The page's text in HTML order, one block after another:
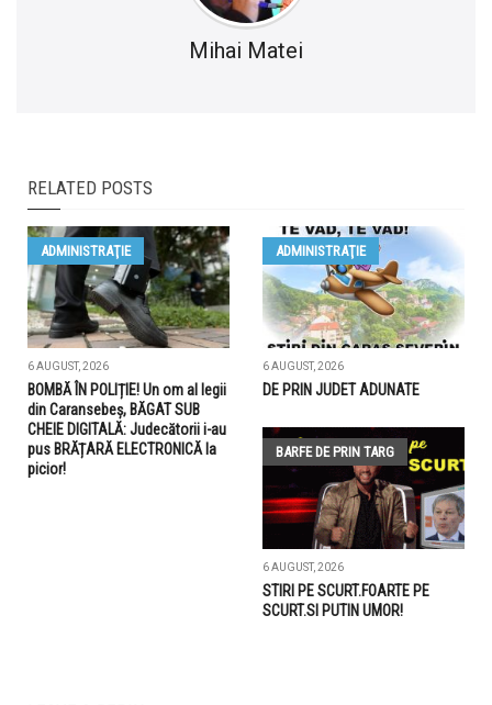
Mihai Matei
RELATED POSTS
ADMINISTRAŢIE
6 AUGUST, 2026
BOMBĂ ÎN POLIȚIE! Un om al legii
din Caransebeș, BĂGAT SUB
CHEIE DIGITALĂ: Judecătorii i-au
pus BRĂȚARĂ ELECTRONICĂ la
picior!
ADMINISTRAŢIE
6 AUGUST, 2026
DE PRIN JUDET ADUNATE
BARFE DE PRIN TARG
6 AUGUST, 2026
STIRI PE SCURT.FOARTE PE
SCURT.SI PUTIN UMOR!